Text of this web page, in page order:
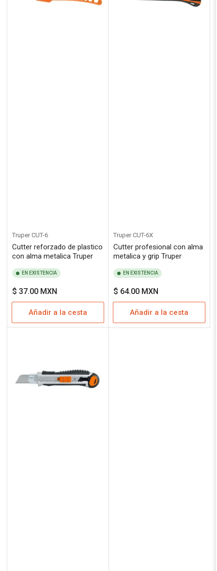
Truper CUT-6
Cutter reforzado de plastico
con alma metalica Truper
EN EXISTENCIA
Precio
regular
$ 37.00 MXN
Añadir a la cesta
Truper CUT-6X
Cutter profesional con alma
metalica y grip Truper
EN EXISTENCIA
Precio
regular
$ 64.00 MXN
Añadir a la cesta